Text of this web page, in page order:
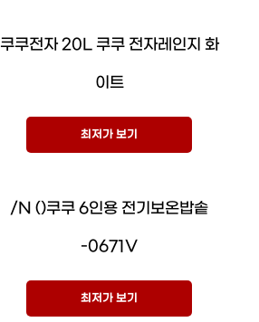
쿠쿠전자 20L 쿠쿠 전자레인지 화
이트
최저가 보기
/N ()쿠쿠 6인용 전기보온밥솥
-0671V
최저가 보기